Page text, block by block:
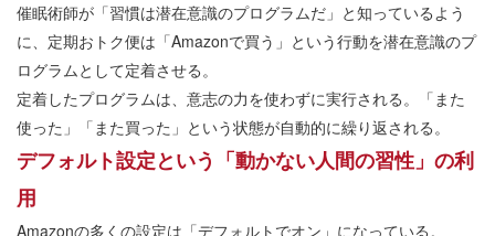
催眠術師が「習慣は潜在意識のプログラムだ」と知っているよう
に、定期おトク便は「Amazonで買う」という行動を潜在意識のプ
ログラムとして定着させる。
定着したプログラムは、意志の力を使わずに実行される。「また
使った」「また買った」という状態が自動的に繰り返される。
デフォルト設定という「動かない人間の習性」の利
用
Amazonの多くの設定は「デフォルトでオン」になっている。